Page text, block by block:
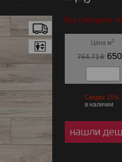
Вы смотрите
Цена м2
764.71p650
Скидка 15%
в наличии
нашли